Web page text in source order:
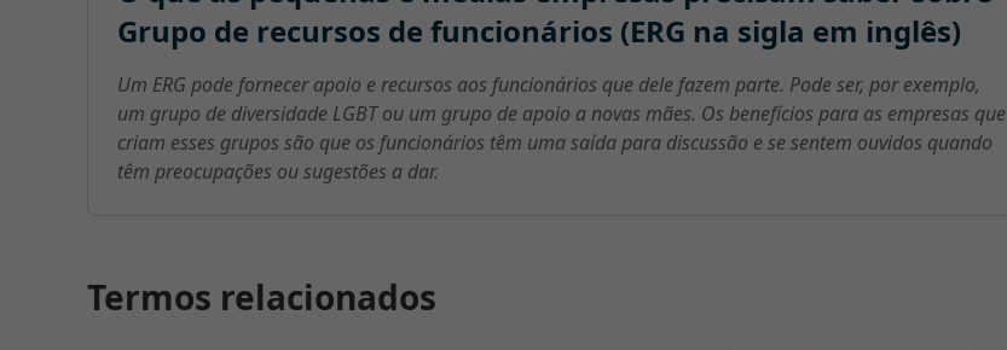
Grupo de recursos de funcionários (ERG na sigla em inglês)
Um ERG pode fornecer apoio e recursos aos funcionários que dele fazem parte. Pode ser, por exemplo,
um grupo de diversidade LGBT ou um grupo de apoio a novas mães. Os benefícios para as empresas que
criam esses grupos são que os funcionários têm uma saída para discussão e se sentem ouvidos quando
têm preocupações ou sugestões a dar.
Termos relacionados